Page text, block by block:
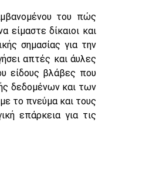
του πώς
δίκαιοι και
σημασίας για την
απτές και άυλες
είδους βλάβες που
δεδομένων και των
το πνεύμα και τους
επάρκεια για τις